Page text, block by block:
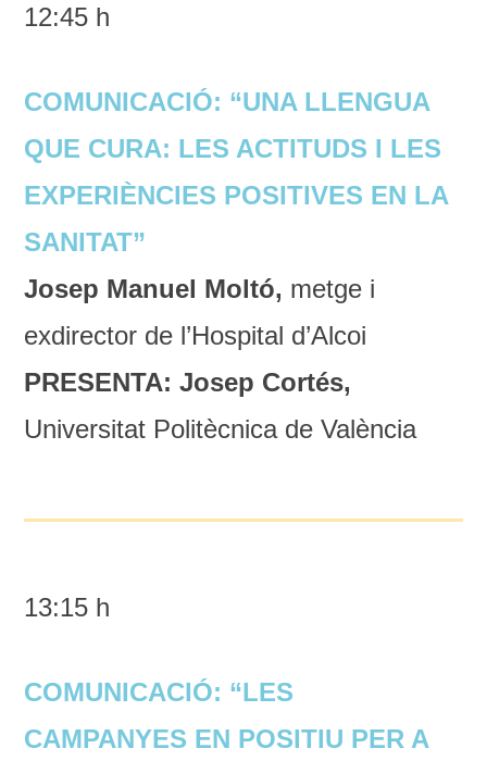
12:45 h
COMUNICACIÓ: “UNA LLENGUA
QUE CURA: LES ACTITUDS I LES
EXPERIÈNCIES POSITIVES EN LA
SANITAT”
Josep Manuel Moltó, metge i
exdirector de l’Hospital d’Alcoi
PRESENTA: Josep Cortés,
Universitat Politècnica de València
13:15 h
COMUNICACIÓ: “LES
CAMPANYES EN POSITIU PER A